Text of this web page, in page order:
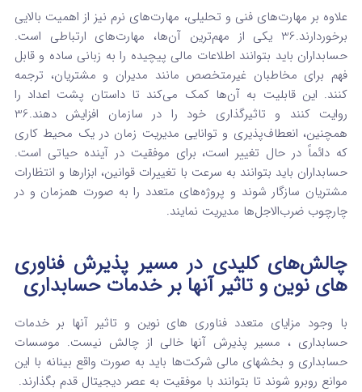
علاوه بر مهارت‌های فنی و تحلیلی، مهارت‌های نرم نیز از اهمیت بالایی
برخوردارند.36یکی از مهم‌ترین آن‌ها، مهارت‌های ارتباطی است.
حسابداران باید بتوانند اطلاعات مالی پیچیده را به زبانی ساده و قابل
فهم برای مخاطبان غیرمتخصص مانند مدیران و مشتریان، ترجمه
کنند. این قابلیت به آن‌ها کمک می‌کند تا داستان پشت اعداد را
روایت کنند و تاثیرگذاری خود را در سازمان افزایش دهند.36
همچنین، انعطاف‌پذیری و توانایی مدیریت زمان در یک محیط کاری
که دائماً در حال تغییر است، برای موفقیت در آینده حیاتی است.
حسابداران باید بتوانند به سرعت با تغییرات قوانین، ابزارها و انتظارات
مشتریان سازگار شوند و پروژه‌های متعدد را به صورت همزمان و در
چارچوب ضرب‌الاجل‌ها مدیریت نمایند.
چالش‌های کلیدی در مسیر پذیرش فناوری
های نوین و تاثیر آنها بر خدمات حسابداری
با وجود مزایای متعدد فناوری های نوین و تاثیر آنها بر خدمات
حسابداری ، مسیر پذیرش آنها خالی از چالش نیست. موسسات
حسابداری و بخشهای مالی شرکت‌ها باید به صورت واقع‌ بینانه با این
موانع روبرو شوند تا بتوانند با موفقیت به عصر دیجیتال قدم بگذارند.